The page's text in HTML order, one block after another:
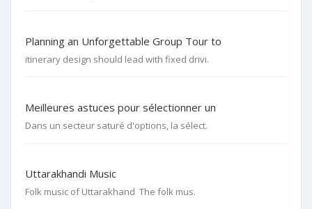
Planning an Unforgettable Group Tour to
itinerary design should lead with fixed drivi.
Meilleures astuces pour sélectionner un
Dans un secteur saturé d'options, la sélect.
Uttarakhandi Music
Folk music of Uttarakhand The folk mus.